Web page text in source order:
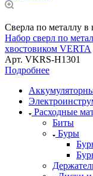
Сверла по металлу в
Набор сверл по
хвостовиком VERTA
Арт. VKRS-H1301
Подробнее
Расходные
Биты
Буры